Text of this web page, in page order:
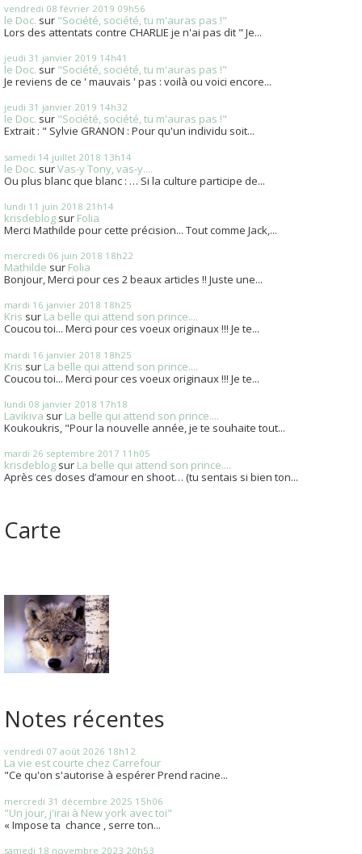
vendredi 08 février 2019 09h56
le Doc. sur "Société, société, tu m'auras pas !"
Lors des attentats contre CHARLIE je n'ai pas dit " Je...
jeudi 31 janvier 2019 14h41
le Doc. sur "Société, société, tu m'auras pas !"
Je reviens de ce ' mauvais ' pas : voilà ou voici encore...
jeudi 31 janvier 2019 14h32
le Doc. sur "Société, société, tu m'auras pas !"
Extrait : " Sylvie GRANON : Pour qu'un individu soit...
samedi 14 juillet 2018 13h14
le Doc. surVas-y Tony, vas-y....
Ou plus blanc que blanc : … Si la culture participe de...
lundi 11 juin 2018 21h14
krisdeblog sur Folia
Merci Mathilde pour cette précision... Tout comme Jack,...
mercredi 06 juin 2018 18h22
Mathilde sur Folia
Bonjour, Merci pour ces 2 beaux articles !! Juste une...
mardi 16 janvier 2018 18h25
Kris sur La belle qui attend son prince....
Coucou toi... Merci pour ces voeux originaux !!! Je te...
mardi 16 janvier 2018 18h25
Kris sur La belle qui attend son prince....
Coucou toi... Merci pour ces voeux originaux !!! Je te...
lundi 08 janvier 2018 17h18
Lavikiva sur La belle qui attend son prince....
Koukoukris, "Pour la nouvelle année, je te souhaite tout...
mardi 26 septembre 2017 11h05
krisdeblog sur La belle qui attend son prince....
Après ces doses d’amour en shoot… (tu sentais si bien ton...
Carte
Notes récentes
vendredi 07 août 2026 18h12
La vie est courte chez Carrefour
"Ce qu'on s'autorise à espérer Prend racine...
mercredi 31 décembre 2025 15h06
"Un jour, j'irai à New york avec toi"
« Impose ta chance , serre ton...
samedi 18 novembre 2023 20h53